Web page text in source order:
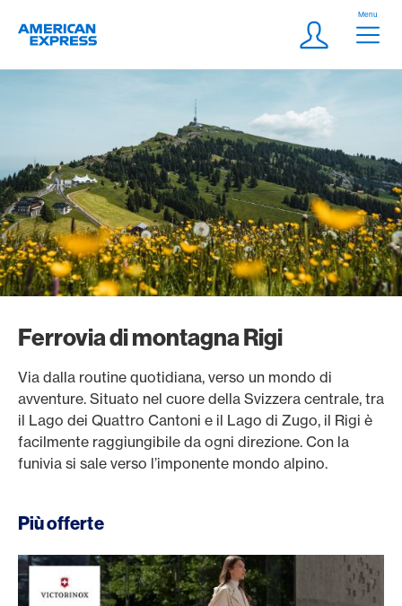
Logo
Meta
Login
Menu
Ferrovia di montagna Rigi
Via dalla routine quotidiana, verso un mondo di
avventure. Situato nel cuore della Svizzera centrale, tra
il Lago dei Quattro Cantoni e il Lago di Zugo, il Rigi è
facilmente raggiungibile da ogni direzione. Con la
funivia si sale verso l’imponente mondo alpino.
Più offerte